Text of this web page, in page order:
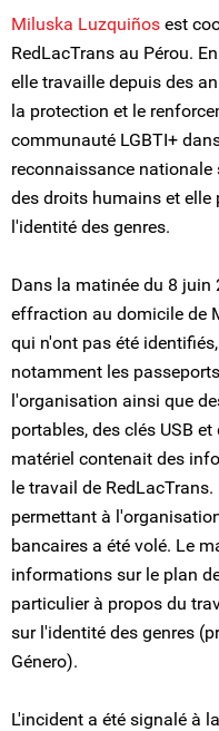
Miluska Luzquiños est
RedLacTrans au Pérou.
elle travaille depuis des
la protection et le
communauté LGBTI+
reconnaissance
des droits humains et
l'identité des genres.
Dans la matinée du 8
effraction au domicile de
qui n'ont pas été
notamment les
l'organisation ainsi que
portables, des clés USB
matériel contenait des
le travail de
permettant à
bancaires a été volé. Le
informations sur le plan
particulier à propos du
sur l'identité des genres
Género).
L'incident a été signalé à